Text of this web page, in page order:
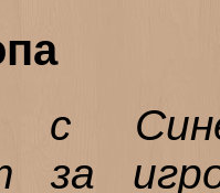
с
за